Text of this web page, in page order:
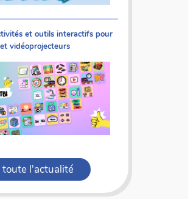
et outils interactifs pour
vidéoprojecteurs
toute l'actualité